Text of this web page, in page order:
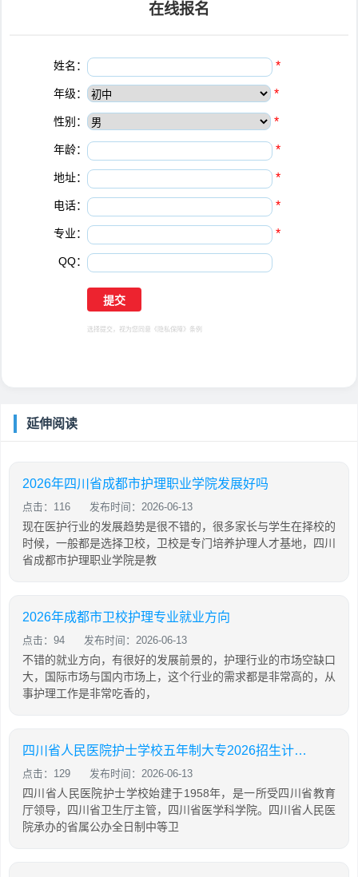
在线报名
姓名： *
年级： *
性别： *
年龄： *
地址： *
电话： *
专业： *
QQ：
选择提交，视为您同意 《隐私保障》 条例
延伸阅读
2026年四川省成都市护理职业学院发展好吗
点击：116 发布时间：2026-06-13
现在医护行业的发展趋势是很不错的，很多家长与学生在择校的
时候，一般都是选择卫校，卫校是专门培养护理人才基地，四川
省成都市护理职业学院是教
2026年成都市卫校护理专业就业方向
点击：94 发布时间：2026-06-13
不错的就业方向，有很好的发展前景的，护理行业的市场空缺口
大，国际市场与国内市场上，这个行业的需求都是非常高的，从
事护理工作是非常吃香的，
四川省人民医院护士学校五年制大专2026招生计划「2026年更新」
点击：129 发布时间：2026-06-13
四川省人民医院护士学校始建于1958年，是一所受四川省教育
厅领导，四川省卫生厅主管，四川省医学科学院。四川省人民医
院承办的省属公办全日制中等卫